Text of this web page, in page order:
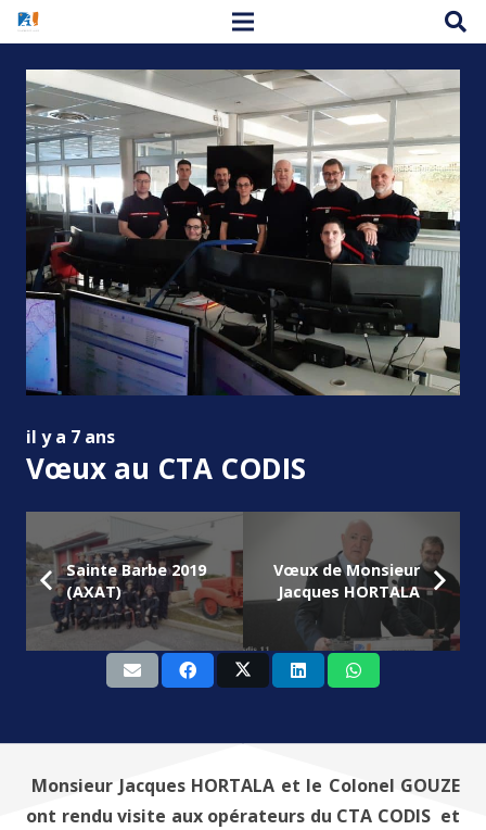
il y a 7 ans
Vœux au CTA CODIS
Sainte Barbe 2019
(AXAT)
Vœux de Monsieur
Jacques HORTALA
Monsieur Jacques HORTALA et le Colonel GOUZE
ont rendu visite aux opérateurs du CTA CODIS et